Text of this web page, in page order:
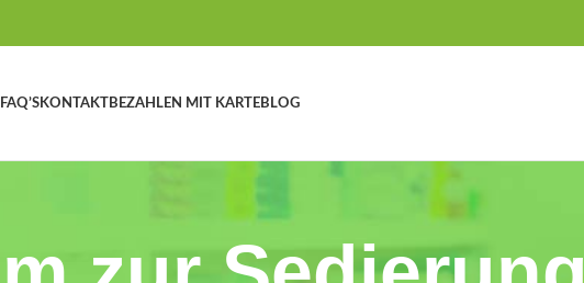
FAQ’SKONTAKTBEZAHLEN MIT KARTEBLOG